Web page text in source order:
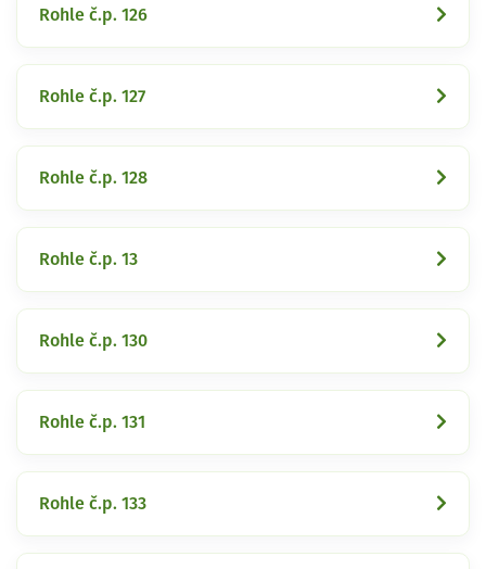
Rohle č.p. 126
Rohle č.p. 127
Rohle č.p. 128
Rohle č.p. 13
Rohle č.p. 130
Rohle č.p. 131
Rohle č.p. 133